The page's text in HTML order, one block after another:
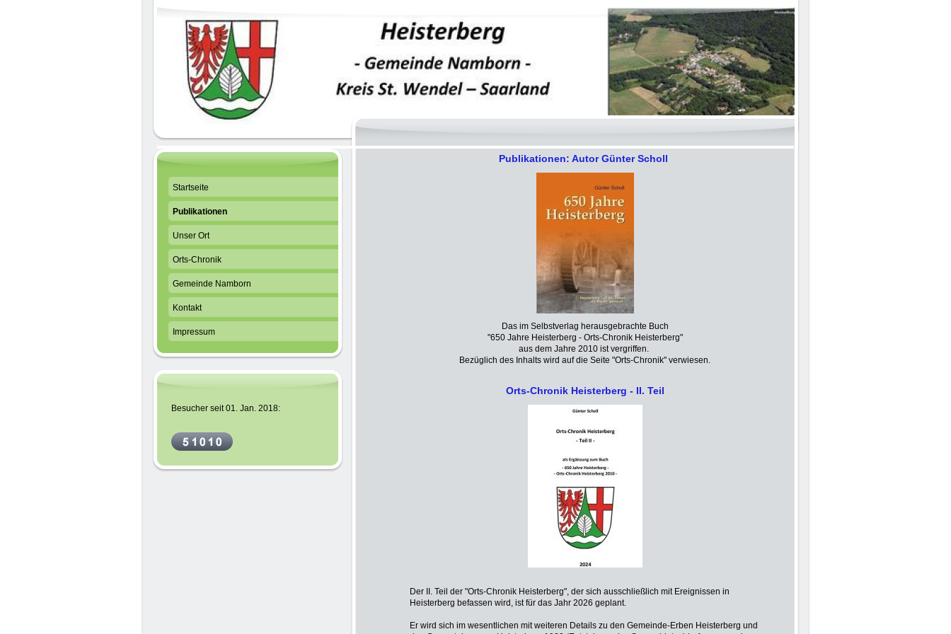
Publikationen: Autor Günter Scholl
Das im Selbstverlag herausgebrachte Buch
"650 Jahre Heisterberg - Orts-Chronik Heisterberg"
aus dem Jahre 2010 ist vergriffen.
Bezüglich des Inhalts wird auf die Seite "Orts-Chronik" verwiesen.
Orts-Chronik Heisterberg - II. Teil
Der II. Teil der "Orts-Chronik Heisterberg", der sich ausschließlich mit Ereignissen in
Heisterberg befassen wird, ist für das Jahr 2026 geplant.
Er wird sich im wesentlichen mit weiteren Details zu den Gemeinde-Erben Heisterberg und
Startseite
Publikationen
Unser Ort
Orts-Chronik
Gemeinde Namborn
Kontakt
Impressum
Besucher seit 01. Jan. 2018: